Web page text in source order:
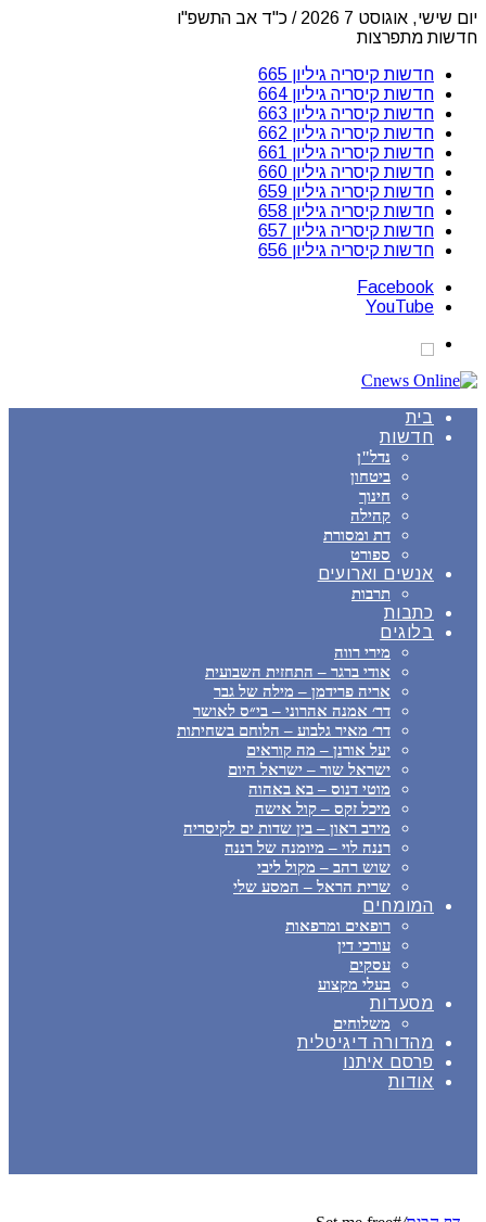
יום שישי, אוגוסט 7 2026 / כ"ד אב התשפ"ו
חדשות מתפרצות
חדשות קיסריה גיליון 665
חדשות קיסריה גיליון 664
חדשות קיסריה גיליון 663
חדשות קיסריה גיליון 662
חדשות קיסריה גיליון 661
חדשות קיסריה גיליון 660
חדשות קיסריה גיליון 659
חדשות קיסריה גיליון 658
חדשות קיסריה גיליון 657
חדשות קיסריה גיליון 656
Facebook
YouTube
בית
חדשות
נדל"ן
ביטחון
חינוך
קהילה
דת ומסורת
ספורט
אנשים וארועים
תרבות
כתבות
בלוגים
מירי רווה
אודי ברגר – התחזית השבועית
אריה פרידמן – מילה של גבר
דר׳ אמנה אהרוני – בי״ס לאושר
דר׳ מאיר גלבוע – הלוחם בשחיתות
יעל אורנן – מה קוראים
ישראל שור – ישראל היום
מוטי דנוס – בא באהוה
מיכל זקס – קול אישה
מירב ראון – בין שדות ים לקיסריה
רננה לוי – מיומנה של רננה
שוש רהב – מקול ליבי
שרית הראל – המסע שלי
המומחים
רופאים ומרפאות
עורכי דין
עסקים
בעלי מקצוע
מסעדות
משלוחים
מהדורה דיגיטלית
פרסם איתנו
אודות